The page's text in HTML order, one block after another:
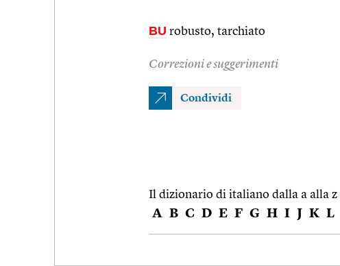
BU robusto, tarchiato
Correzioni e suggerimenti
Condividi
Il dizionario di italiano dalla a alla z
A B C D E F G H I J K L